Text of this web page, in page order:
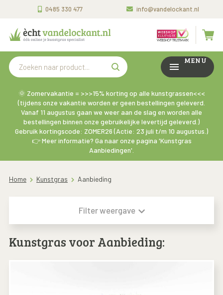
0485 330 477 info@vandelockant.nl
MENU
🌞 Zomervakantie = >>>15% korting op alle kunstgrassen<<<
(tijdens onze vakantie worden er geen bestellingen geleverd.
Vanaf 11 augustus gaan we weer aan de slag en worden alle
bestellingen binnen onze gebruikelijke levertijd geleverd.)
Gebruik kortingscode: ZOMER26 (Actie: 23 juli t/m 10 augustus.)
👉 Meer informatie? Ga naar onze pagina 'Kunstgras
Aanbiedingen'.
Home Kunstgras Aanbieding
Filter weergave
Kunstgras voor Aanbieding: